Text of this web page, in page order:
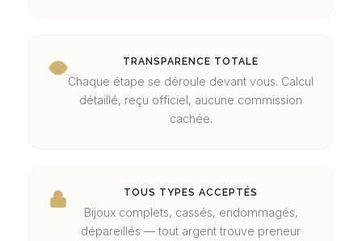
TRANSPARENCE TOTALE
Chaque étape se déroule devant vous. Calcul
détaillé, reçu officiel, aucune commission
cachée.
TOUS TYPES ACCEPTÉS
Bijoux complets, cassés, endommagés,
dépareillés — tout argent trouve preneur